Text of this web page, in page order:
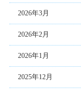
2026年3月
2026年2月
2026年1月
2025年12月